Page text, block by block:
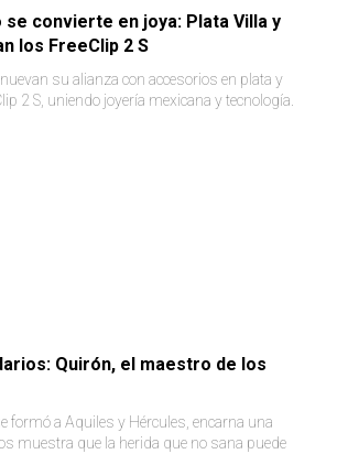
se convierte en joya: Plata Villa y
los FreeClip 2 S
su alianza con accesorios en plata y
2 S, uniendo joyería mexicana y tecnología.
Quirón, el maestro de los
formó a Aquiles y Hércules, encarna una
muestra que la herida que no sana puede